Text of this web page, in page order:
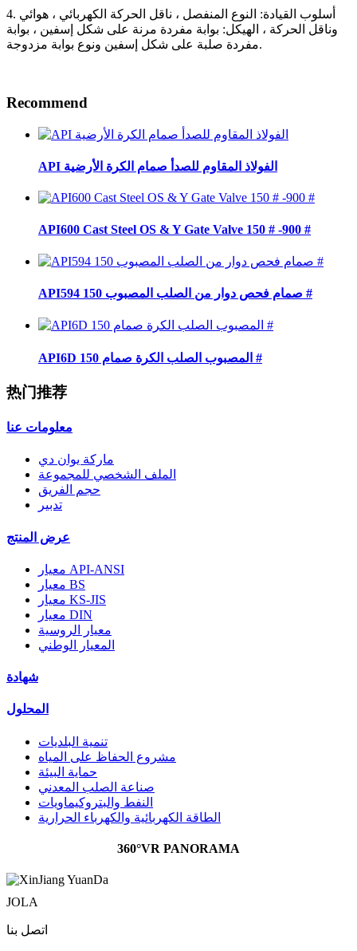
4. أسلوب القيادة: النوع المنفصل ، ناقل الحركة الكهربائي ، هوائي
وناقل الحركة ، الهيكل: بوابة مفردة مرنة على شكل إسفين ، بوابة
مفردة صلبة على شكل إسفين ونوع بوابة مزدوجة.
Recommend
API الفولاذ المقاوم للصدأ صمام الكرة الأرضية
API600 Cast Steel OS & Y Gate Valve 150 # -900 #
API594 صمام فحص دوار من الصلب المصبوب 150 #
API6D المصبوب الصلب الكرة صمام 150 #
热门推荐
معلومات عنا
ماركة يوان دي
الملف الشخصي للمجموعة
حجم الفريق
تدبير
عرض المنتج
معيار API-ANSI
معيار BS
معيار KS-JIS
معيار DIN
معيار الروسية
المعيار الوطني
شهادة
المحلول
تنمية البلديات
مشروع الحفاظ على المياه
حماية البيئة
صناعة الصلب المعدني
النفط والبتروكيماويات
الطاقة الكهربائية والكهرباء الحرارية
360°VR PANORAMA
JOLA
اتصل بنا